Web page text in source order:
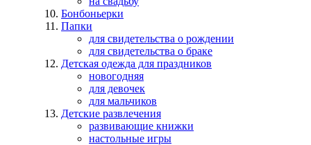
Бонбоньерки
Папки
для свидетельства о рождении
для свидетельства о браке
Детская одежда для праздников
новогодняя
для девочек
для мальчиков
Детские развлечения
развивающие книжки
настольные игры